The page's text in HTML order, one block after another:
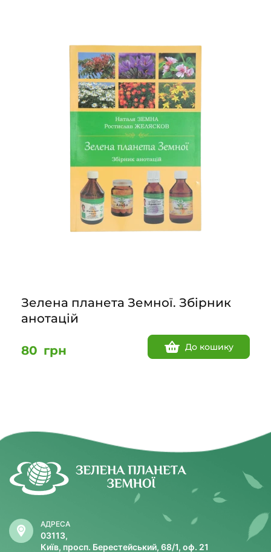
Зелена планета Земної. Збірник
анотацій
80 грн До кошику
АДРЕСА
03113,
Київ, просп. Берестейський, 68/1, оф. 21